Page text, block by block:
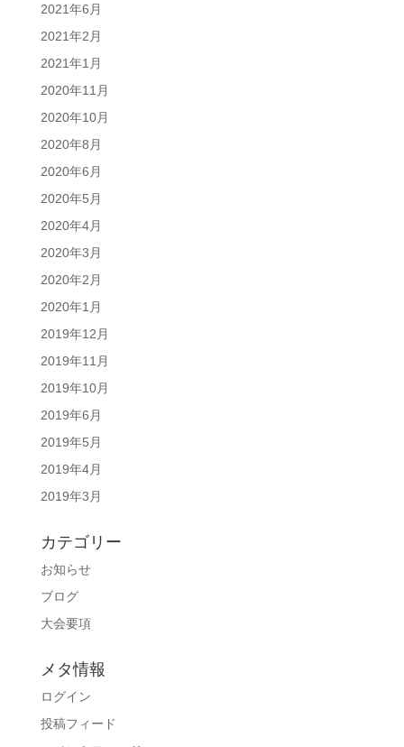
2021年6月
2021年2月
2021年1月
2020年11月
2020年10月
2020年8月
2020年6月
2020年5月
2020年4月
2020年3月
2020年2月
2020年1月
2019年12月
2019年11月
2019年10月
2019年6月
2019年5月
2019年4月
2019年3月
カテゴリー
お知らせ
ブログ
大会要項
メタ情報
ログイン
投稿フィード